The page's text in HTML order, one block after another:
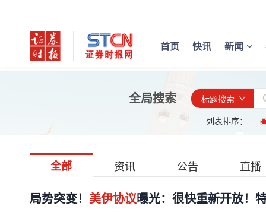
首页 快讯 新闻
全局搜索
标题搜索
列表排序：
全部 资讯 公告 直播
局势突变！ 美伊协议曝光：很快重新开放！